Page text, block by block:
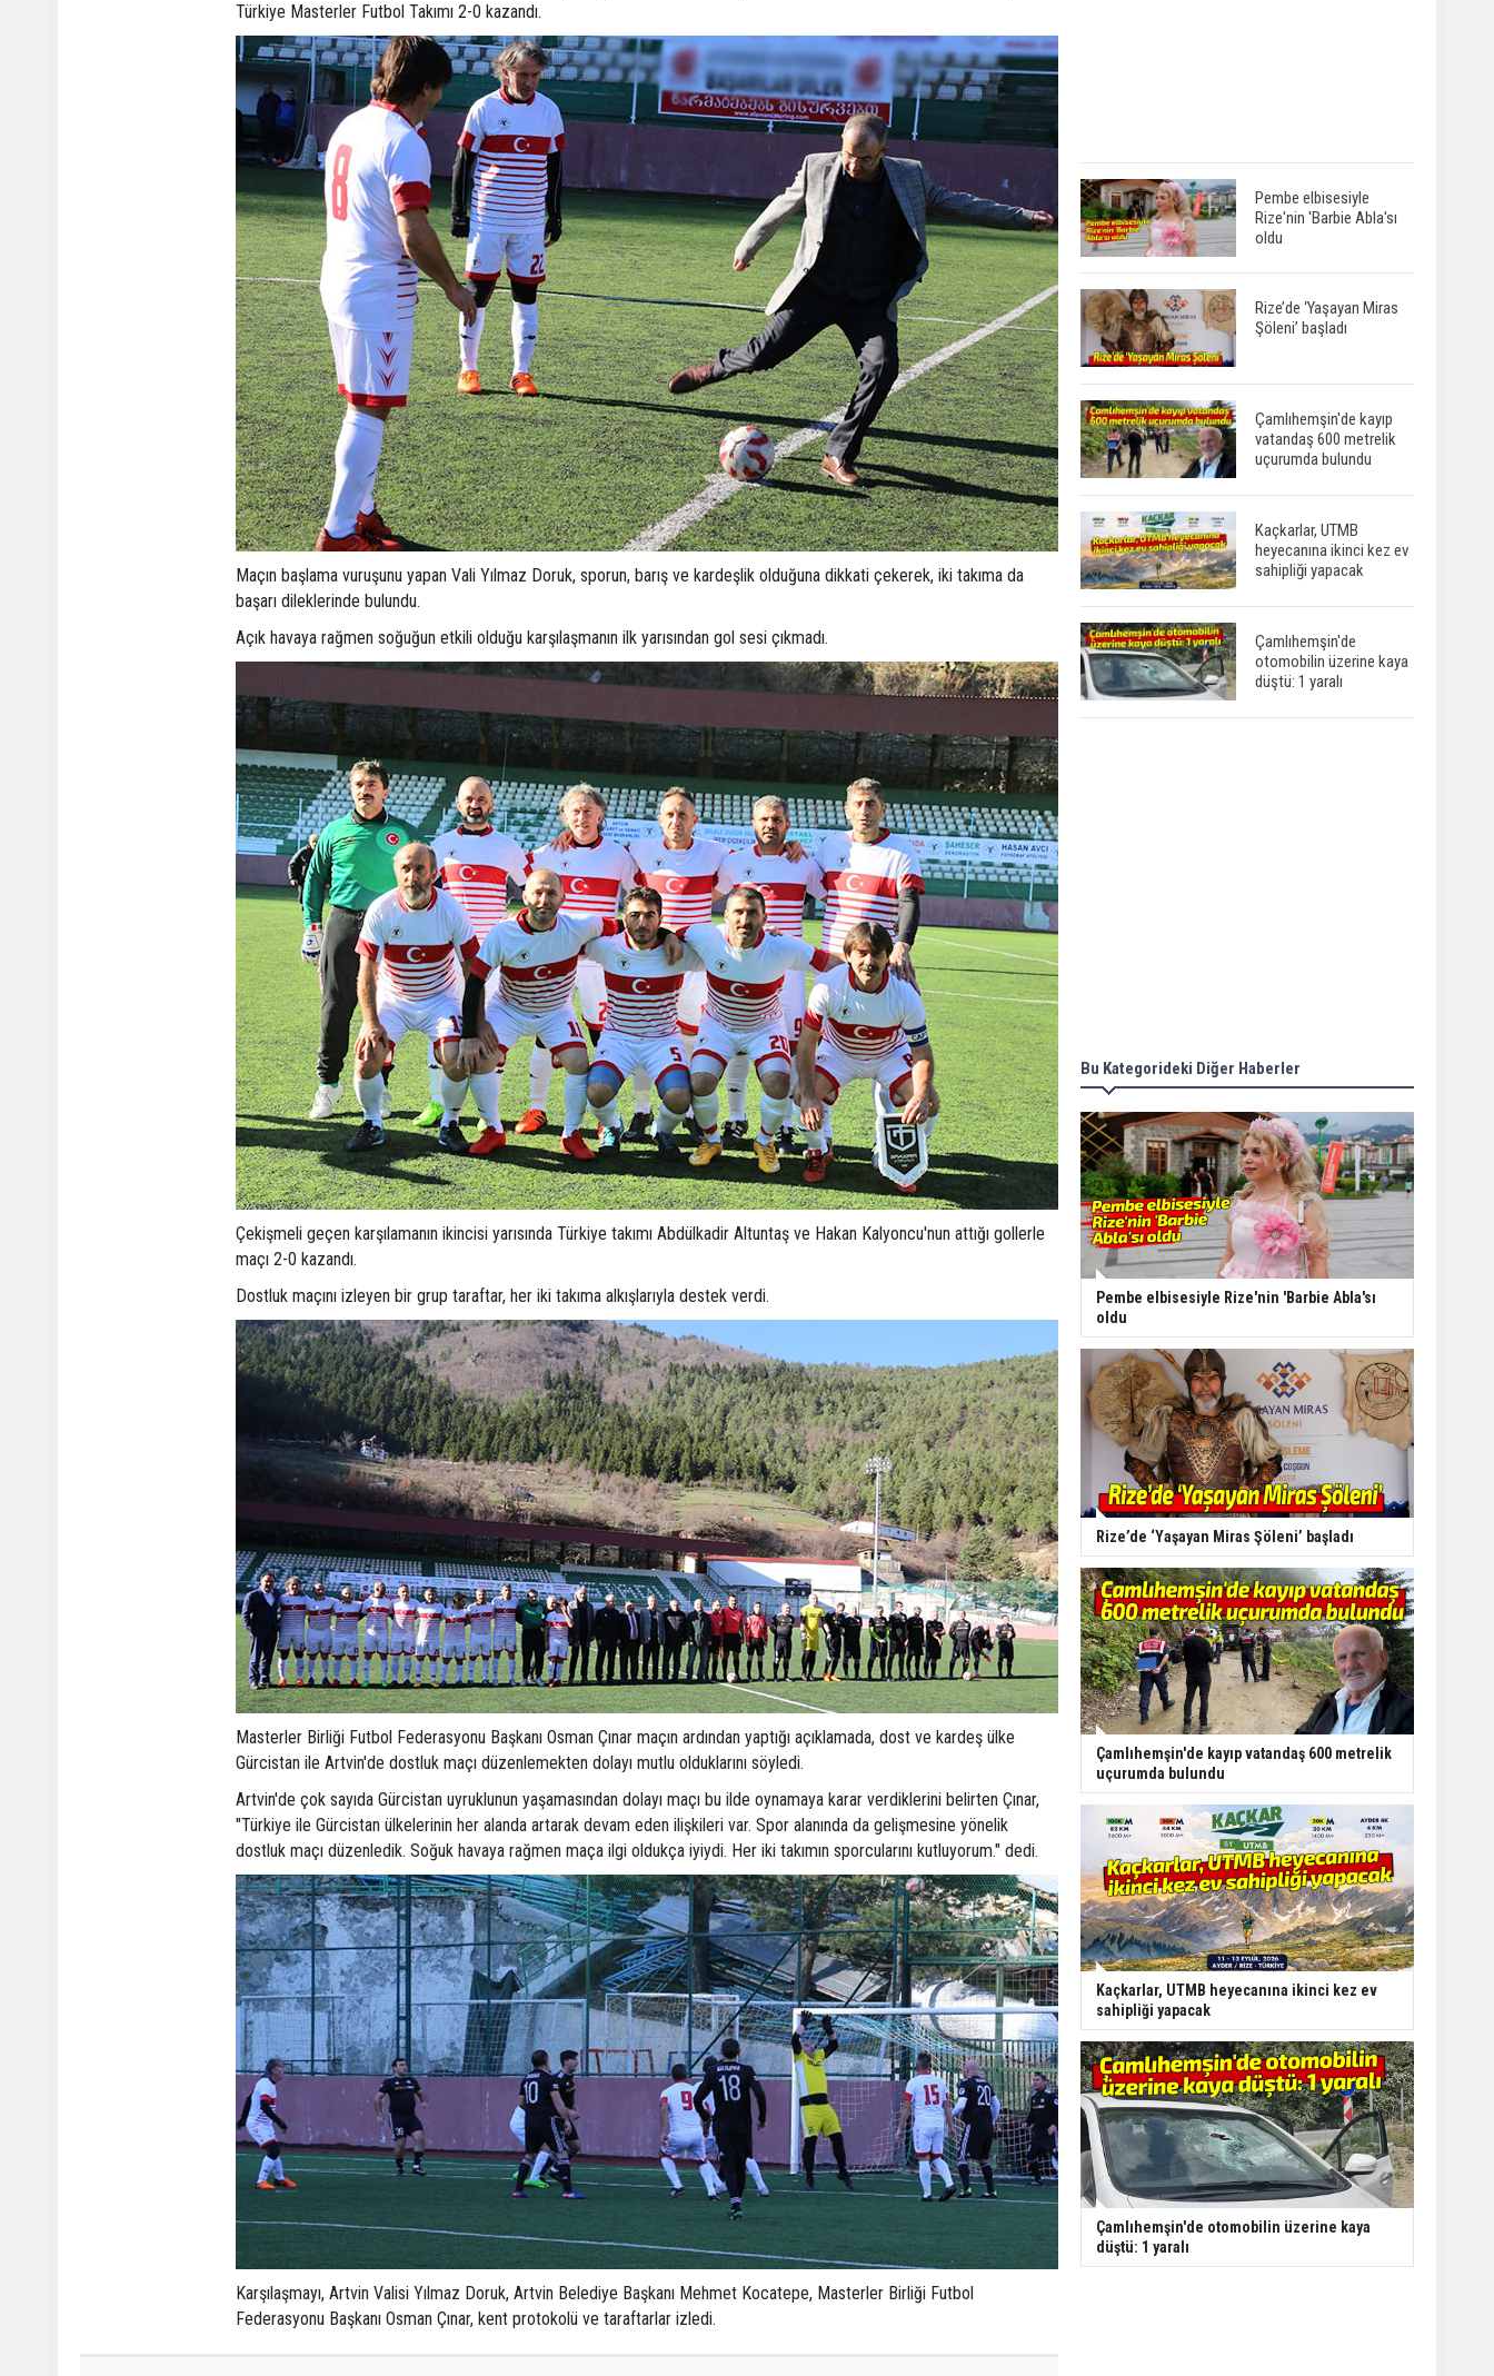
Türkiye Masterler Futbol Takımı 2-0 kazandı.
Maçın başlama vuruşunu yapan Vali Yılmaz Doruk, sporun, barış ve kardeşlik olduğuna dikkati çekerek, iki takıma da
başarı dileklerinde bulundu.
Açık havaya rağmen soğuğun etkili olduğu karşılaşmanın ilk yarısından gol sesi çıkmadı.
Çekişmeli geçen karşılamanın ikincisi yarısında Türkiye takımı Abdülkadir Altuntaş ve Hakan Kalyoncu'nun attığı gollerle
maçı 2-0 kazandı.
Dostluk maçını izleyen bir grup taraftar, her iki takıma alkışlarıyla destek verdi.
Masterler Birliği Futbol Federasyonu Başkanı Osman Çınar maçın ardından yaptığı açıklamada, dost ve kardeş ülke
Gürcistan ile Artvin'de dostluk maçı düzenlemekten dolayı mutlu olduklarını söyledi.
Artvin'de çok sayıda Gürcistan uyruklunun yaşamasından dolayı maçı bu ilde oynamaya karar verdiklerini belirten Çınar,
"Türkiye ile Gürcistan ülkelerinin her alanda artarak devam eden ilişkileri var. Spor alanında da gelişmesine yönelik
dostluk maçı düzenledik. Soğuk havaya rağmen maça ilgi oldukça iyiydi. Her iki takımın sporcularını kutluyorum." dedi.
Karşılaşmayı, Artvin Valisi Yılmaz Doruk, Artvin Belediye Başkanı Mehmet Kocatepe, Masterler Birliği Futbol
Federasyonu Başkanı Osman Çınar, kent protokolü ve taraftarlar izledi.
Pembe elbisesiyle
Rize'nin 'Barbie Abla'sı
oldu
Rize’de ‘Yaşayan Miras
Şöleni’ başladı
Çamlıhemşin'de kayıp
vatandaş 600 metrelik
uçurumda bulundu
Kaçkarlar, UTMB
heyecanına ikinci kez ev
sahipliği yapacak
Çamlıhemşin'de
otomobilin üzerine kaya
düştü: 1 yaralı
Bu Kategorideki Diğer Haberler
Pembe elbisesiyle Rize'nin 'Barbie Abla'sı
oldu
Rize’de ‘Yaşayan Miras Şöleni’ başladı
Çamlıhemşin'de kayıp vatandaş 600 metrelik
uçurumda bulundu
Kaçkarlar, UTMB heyecanına ikinci kez ev
sahipliği yapacak
Çamlıhemşin'de otomobilin üzerine kaya
düştü: 1 yaralı